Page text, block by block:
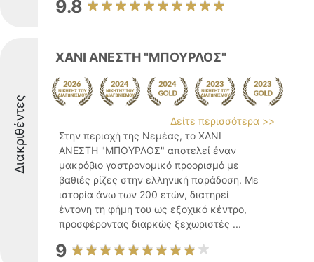
9.8
Διακριθέντες
ΧΑΝΙ ΑΝΕΣΤΗ "ΜΠΟΥΡΛΟΣ"
Δείτε περισσότερα >>
Στην περιοχή της Νεμέας, το ΧΑΝΙ
ΑΝΕΣΤΗ "ΜΠΟΥΡΛΟΣ" αποτελεί έναν
μακρόβιο γαστρονομικό προορισμό με
βαθιές ρίζες στην ελληνική παράδοση. Με
ιστορία άνω των 200 ετών, διατηρεί
έντονη τη φήμη του ως εξοχικό κέντρο,
προσφέροντας διαρκώς ξεχωριστές ...
9